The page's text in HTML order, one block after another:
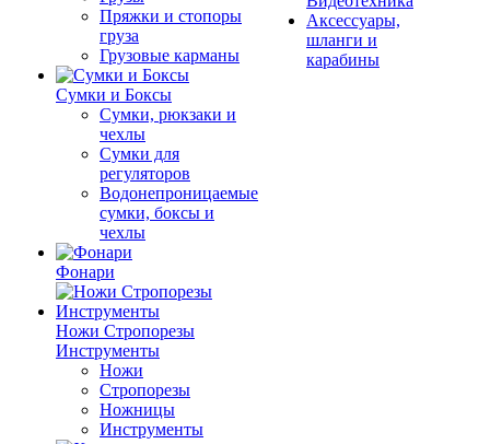
Пряжки и стопоры
груза
Грузовые карманы
Сумки и Боксы
Сумки, рюкзаки и
чехлы
Сумки для
регуляторов
Водонепроницаемые
сумки, боксы и
чехлы
Фонари
Ножи Стропорезы
Инструменты
Ножи
Стропорезы
Ножницы
Инструменты
Аксессуары,
шланги и
карабины